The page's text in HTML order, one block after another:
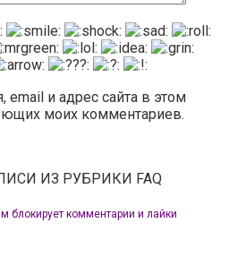
email и адрес сайта в этом
моих комментариев.
ИЗ РУБРИКИ FAQ
блокирует комментарии и лайки